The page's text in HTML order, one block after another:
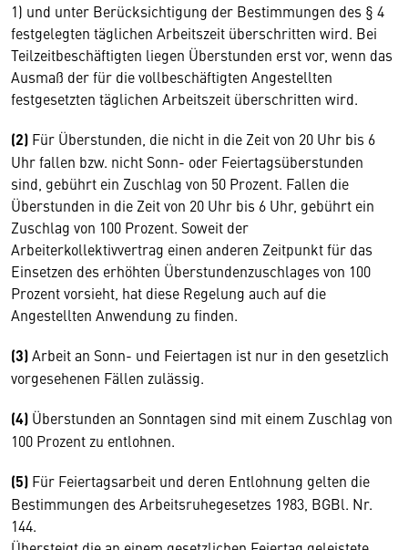
1) und unter Berücksichtigung der Bestimmungen des § 4
festgelegten täglichen Arbeitszeit überschritten wird. Bei
Teilzeitbeschäftigten liegen Überstunden erst vor, wenn das
Ausmaß der für die vollbeschäftigten Angestellten
festgesetzten täglichen Arbeitszeit überschritten wird.
(2) Für Überstunden, die nicht in die Zeit von 20 Uhr bis 6
Uhr fallen bzw. nicht Sonn- oder Feiertagsüberstunden
sind, gebührt ein Zuschlag von 50 Prozent. Fallen die
Überstunden in die Zeit von 20 Uhr bis 6 Uhr, gebührt ein
Zuschlag von 100 Prozent. Soweit der
Arbeiterkollektivvertrag einen anderen Zeitpunkt für das
Einsetzen des erhöhten Überstundenzuschlages von 100
Prozent vorsieht, hat diese Regelung auch auf die
Angestellten Anwendung zu finden.
(3)Arbeit an Sonn- und Feiertagen ist nur in den gesetzlich
vorgesehenen Fällen zulässig.
(4) Überstunden an Sonntagen sind mit einem Zuschlag von
100 Prozent zu entlohnen.
(5) Für Feiertagsarbeit und deren Entlohnung gelten die
Bestimmungen des Arbeitsruhegesetzes 1983, BGBl. Nr.
144.